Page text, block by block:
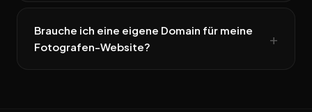
Brauche ich eine eigene Domain für meine
Fotografen-Website?